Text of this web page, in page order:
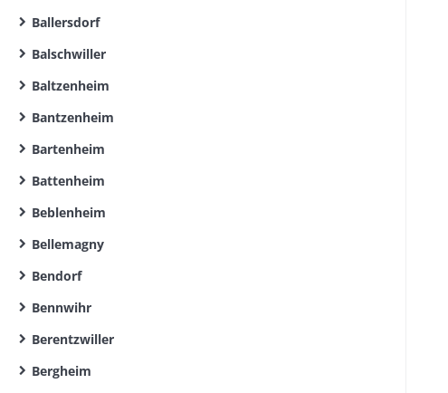
Ballersdorf
Balschwiller
Baltzenheim
Bantzenheim
Bartenheim
Battenheim
Beblenheim
Bellemagny
Bendorf
Bennwihr
Berentzwiller
Bergheim